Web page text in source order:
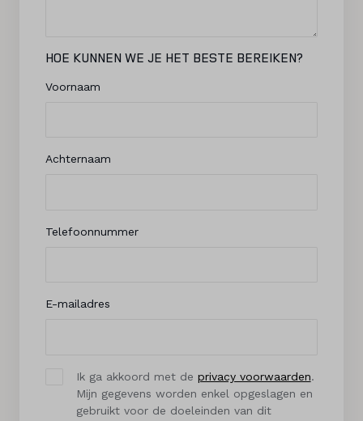
HOE KUNNEN WE JE HET BESTE BEREIKEN?
Voornaam
Achternaam
Telefoonnummer
E-mailadres
Ik ga akkoord met de privacy voorwaarden.
Mijn gegevens worden enkel opgeslagen en
gebruikt voor de doeleinden van dit